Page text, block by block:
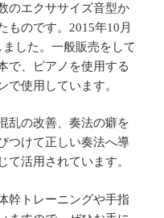
のエクササイズ音型か
ものです。2015年10月
した。一般販売をして
で、ピアノを使用する
で使用しています。
乱の改善、奏法の癖を
つけて正しい奏法へ導
て活用されています。
幹トレーニングや手指